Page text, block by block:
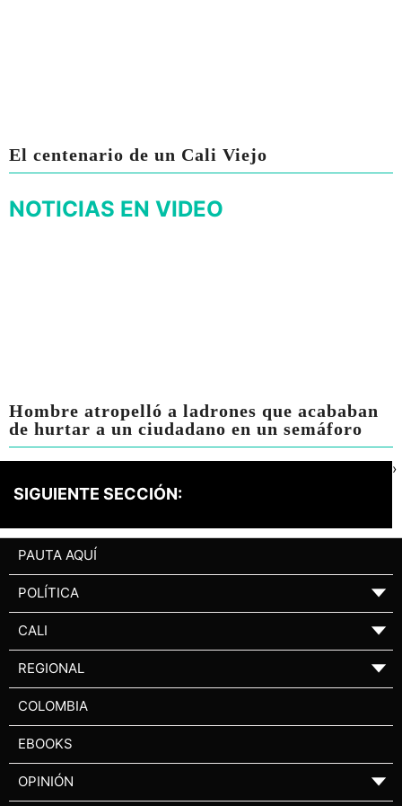
El centenario de un Cali Viejo
NOTICIAS EN VIDEO
Hombre atropelló a ladrones que acababan
de hurtar a un ciudadano en un semáforo
SIGUIENTE SECCIÓN:
›
PAUTA AQUÍ
POLÍTICA ▼
CALI ▼
REGIONAL ▼
COLOMBIA
EBOOKS
OPINIÓN ▼